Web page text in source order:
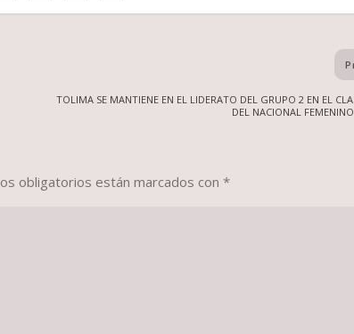
TOLIMA SE MANTIENE EN EL LIDERATO DEL GRUPO 2 EN EL
DEL NACIONAL
obligatorios están marcados con*